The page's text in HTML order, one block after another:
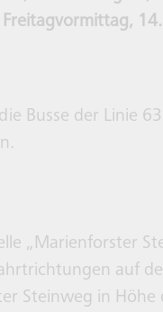
Busse der Linie
„Marienforster
auf
Steinweg in Höhe